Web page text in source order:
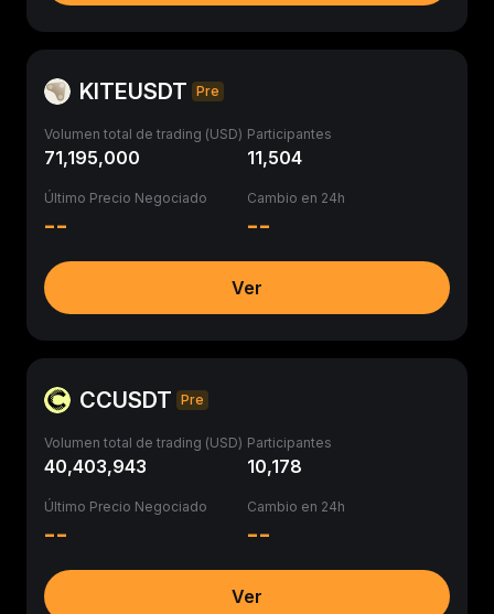
KITEUSDT Pre
Volumen total de trading (USD)
71,195,000
Participantes
11,504
Último Precio Negociado
--
Cambio en 24h
--
Ver
CCUSDT Pre
Volumen total de trading (USD)
40,403,943
Participantes
10,178
Último Precio Negociado
--
Cambio en 24h
--
Ver